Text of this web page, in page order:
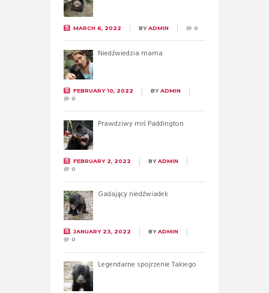
MARCH 6, 2022 BYADMIN 0
Niedźwiedzia mama
FEBRUARY 10, 2022 BYADMIN
0
Prawdziwy miś Paddington
FEBRUARY 2, 2022 BYADMIN
0
Gadający niedźwiadek
JANUARY 23, 2022 BYADMIN
0
Legendarne spojrzenie Takiego